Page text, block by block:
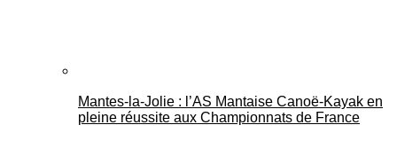
Mantes-la-Jolie : l’AS Mantaise Canoë‑Kayak en
pleine réussite aux Championnats de France